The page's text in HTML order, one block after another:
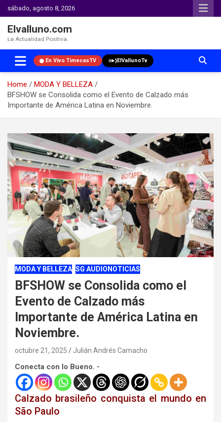
sábado, agosto 8, 2026
Elvalluno.com
La Actualidad Positiva.
En Vivo TimecasTV ElVallunoTv
Home
MODA Y BELLEZA
BFSHOW se Consolida como el Evento de Calzado más
Importante de América Latina en Noviembre.
content
MODA Y BELLEZA SG AUDIONOTICIAS
BFSHOW se Consolida como el
Evento de Calzado más
Importante de América Latina en
Noviembre.
octubre 21, 2025 Julián Andrés Camacho
Conecta con lo Bueno. -
Calzado brasileño conquista el mundo en
São Paulo